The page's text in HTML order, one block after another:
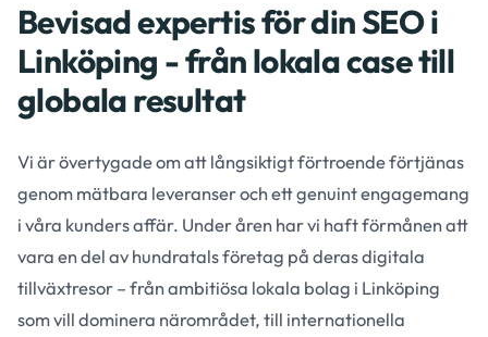
Bevisad expertis för din SEO i
Linköping - från lokala case till
globala resultat
Vi är övertygade om att långsiktigt förtroende förtjänas
genom mätbara leveranser och ett genuint engagemang
i våra kunders affär. Under åren har vi haft förmånen att
vara en del av hundratals företag på deras digitala
tillväxtresor – från ambitiösa lokala bolag i Linköping
som vill dominera närområdet, till internationella